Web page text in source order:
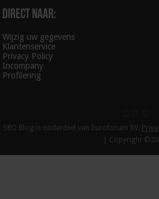
Direct naar:
Wijzig uw gegevens
Klantenservice
Privacy Policy
Incompany
Profilering
SBO Blog is onderdeel van Euroforum BV.
| Copyright